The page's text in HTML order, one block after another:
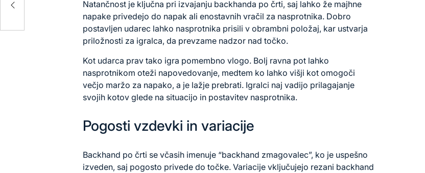
Natančnost je ključna pri izvajanju backhanda po črti, saj lahko že majhne
napake privedejo do napak ali enostavnih vračil za nasprotnika. Dobro
postavljen udarec lahko nasprotnika prisili v obrambni položaj, kar ustvarja
priložnosti za igralca, da prevzame nadzor nad točko.
Kot udarca prav tako igra pomembno vlogo. Bolj ravna pot lahko
nasprotnikom oteži napovedovanje, medtem ko lahko višji kot omogoči
večjo maržo za napako, a je lažje prebrati. Igralci naj vadijo prilagajanje
svojih kotov glede na situacijo in postavitev nasprotnika.
Pogosti vzdevki in variacije
Backhand po črti se včasih imenuje “backhand zmagovalec”, ko je uspešno
izveden, saj pogosto privede do točke. Variacije vključujejo rezani backhand